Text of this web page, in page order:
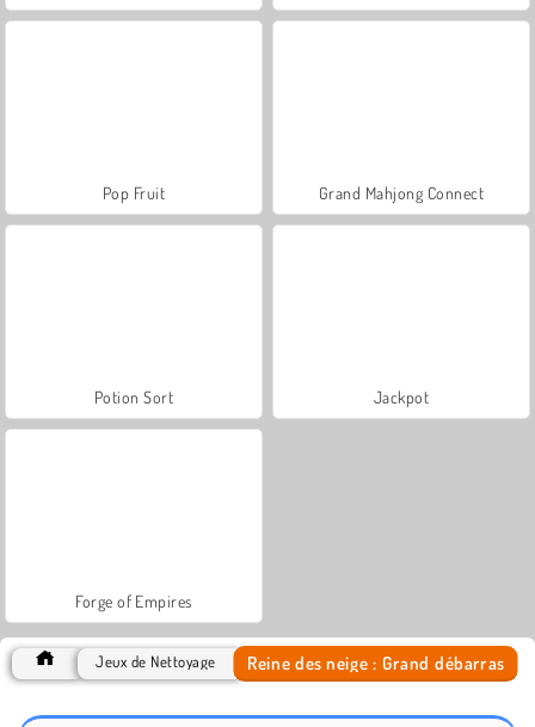
Pop Fruit Grand Mahjong Connect
Potion Sort Jackpot
Forge of Empires
Jeux de Nettoyage Reine des neige : Grand débarras